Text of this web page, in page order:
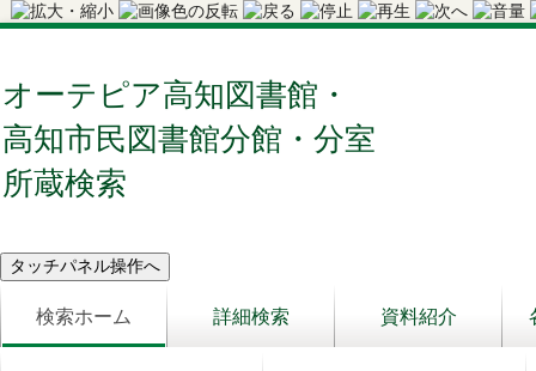
オーテピア高知図書館・
高知市民図書館分館・分室
所蔵検索
検索ホーム 詳細検索 資料紹介